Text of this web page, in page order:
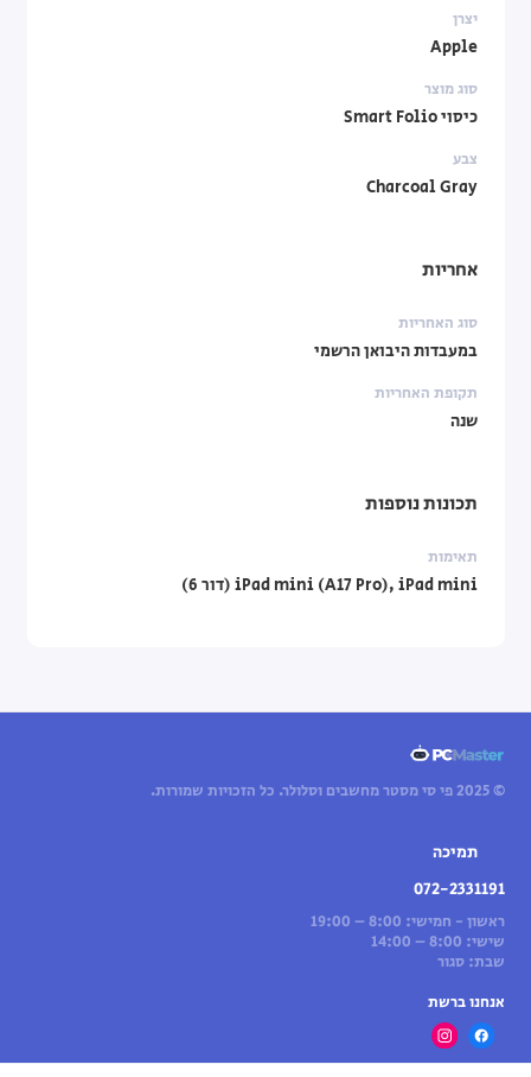
יצרן
Apple
סוג מוצר
כיסוי Smart Folio
צבע
Charcoal Gray
אחריות
סוג האחריות
במעבדות היבואן הרשמי
תקופת האחריות
שנה
תכונות נוספות
תאימות
iPad mini (A17 Pro), iPad mini (דור 6)
© 2025 פי סי מסטר מחשבים וסלולר. כל הזכויות שמורות.
תמיכה
072-2331191
ראשון - חמישי: 8:00 – 19:00
שישי: 8:00 – 14:00
שבת: סגור
אנחנו ברשת